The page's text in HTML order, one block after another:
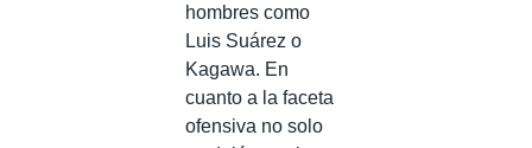
hombres como
Luis Suárez o
Kagawa. En
cuanto a la faceta
ofensiva no solo